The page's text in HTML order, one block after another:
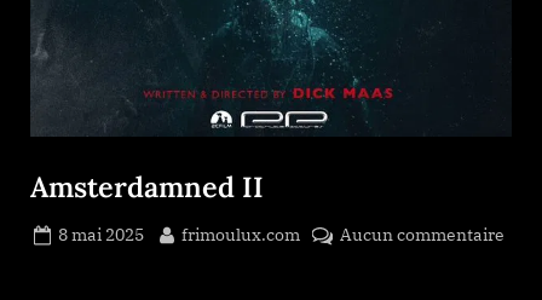
Amsterdamned II
Posted
8 mai 2025 By
frimoulux.com Aucun commentairesur